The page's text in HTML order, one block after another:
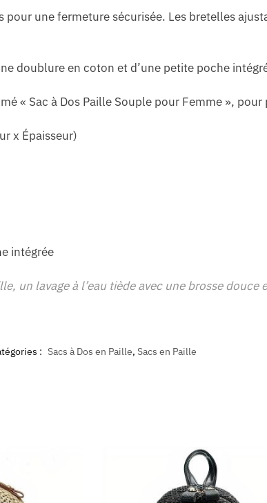
pour une fermeture sécurisée. Les bretelles
doublure en coton et d’une petite poche
« Sac à Dos Paille Souple pour Femme », pour
x Épaisseur)
intégrée
un lavage à l’eau tiède avec une brosse douce
: Sacs à Dos en Paille, Sacs en Paille